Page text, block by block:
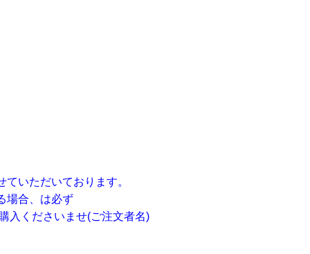
いただいております。
場合、は必ず
入くださいませ(ご注文者名)